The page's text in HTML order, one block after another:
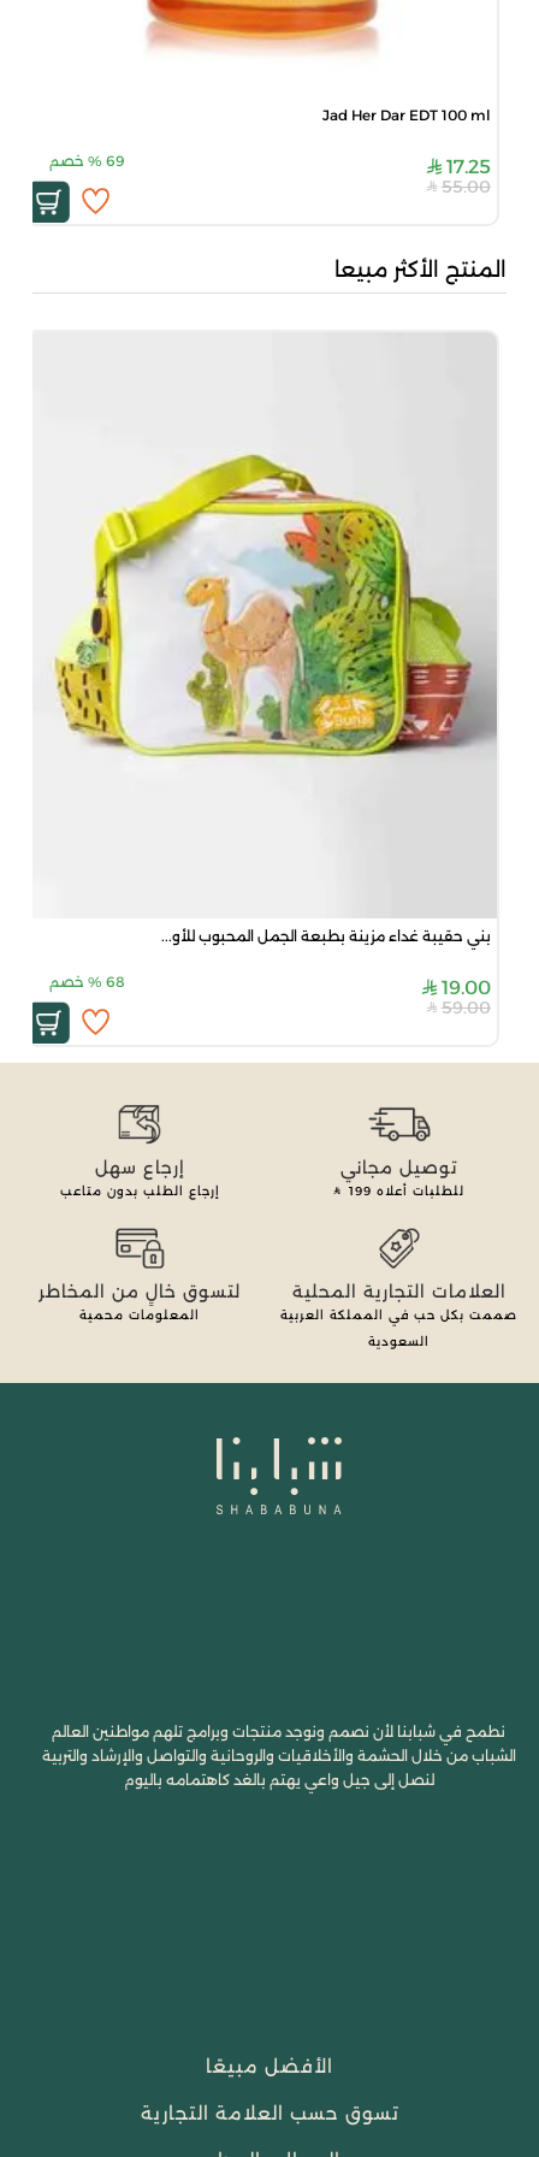
Jad Her Dar EDT 100 ml
17.25
69
% خصم
55.00
المنتج الأكثر مبيعا
بني حقيبة غداء مزينة بطبعة الجمل المحبوب للأو...
19.00
68
% خصم
59.00
توصيل مجاني
للطلبات أعلاه 199
إرجاع سهل
إرجاع الطلب بدون متاعب
العلامات التجارية المحلية
صممت بكل حب في المملكة العربية
السعودية
لتسوق خالٍ من المخاطر
المعلومات محمية
نطمح في شبابنا لأن نصمم ونوجد منتجات وبرامج تلهم مواطنين العالم
الشباب من خلال الحشمة والأخلاقيات والروحانية والتواصل والإرشاد والتربية
لنصل إلى جيل واعي يهتم بالغد كاهتمامه باليوم
الأفضل مبيعًا
تسوق حسب العلامة التجارية